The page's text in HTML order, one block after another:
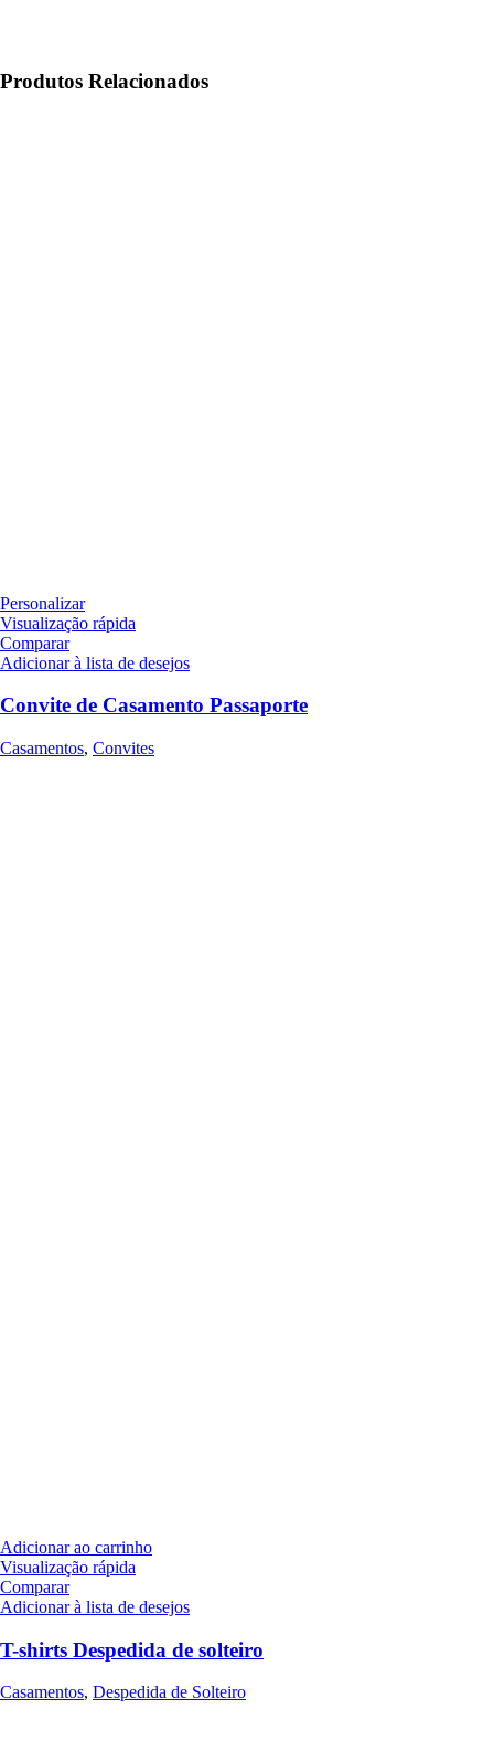
Produtos Relacionados
Personalizar
Visualização rápida
Comparar
Adicionar à lista de desejos
Convite de Casamento Passaporte
Casamentos, Convites
Adicionar ao carrinho
Visualização rápida
Comparar
Adicionar à lista de desejos
T-shirts Despedida de solteiro
Casamentos, Despedida de Solteiro